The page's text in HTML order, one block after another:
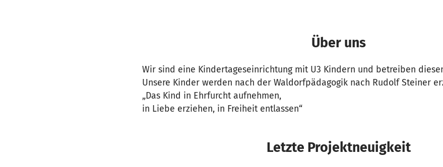
Über uns
Wir sind eine Kindertageseinrichtung mit U3 Kindern und betreiben
Unsere Kinder werden nach der Waldorfpädagogik nach Rudolf Steiner
„Das Kind in Ehrfurcht aufnehmen,
in Liebe erziehen, in Freiheit entlassen“
Letzte Projektneuigkeit